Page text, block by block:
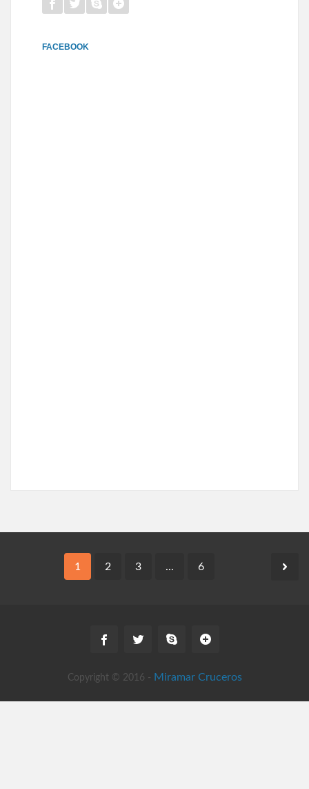
FACEBOOK
1 2 3 ... 6
Copyright © 2016 - Miramar Cruceros